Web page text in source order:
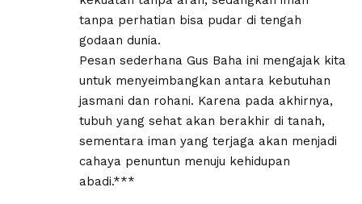
tanpa perhatian bisa pudar di tengah
godaan dunia.
Pesan sederhana Gus Baha ini mengajak kita
untuk menyeimbangkan antara kebutuhan
jasmani dan rohani. Karena pada akhirnya,
tubuh yang sehat akan berakhir di tanah,
sementara iman yang terjaga akan menjadi
cahaya penuntun menuju kehidupan
abadi.***